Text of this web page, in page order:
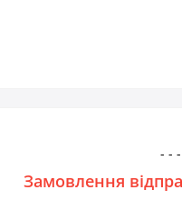
- -
Замовлення